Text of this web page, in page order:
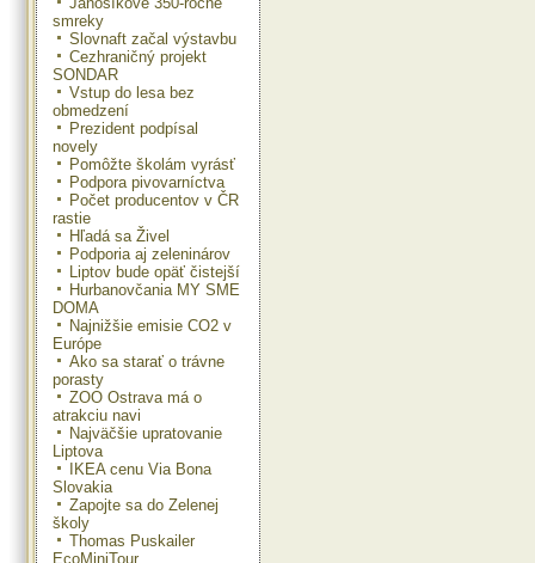
smreky
Slovnaft začal výstavbu
Cezhraničný projekt
SONDAR
Vstup do lesa bez
obmedzení
Prezident podpísal
novely
Pomôžte školám vyrásť
Podpora pivovarníctva
Počet producentov v ČR
rastie
Hľadá sa Živel
Podporia aj zeleninárov
Liptov bude opäť čistejší
Hurbanovčania MY SME
DOMA
Najnižšie emisie CO2 v
Európe
Ako sa starať o trávne
porasty
ZOO Ostrava má o
atrakciu navi
Najväčšie upratovanie
Liptova
IKEA cenu Via Bona
Slovakia
Zapojte sa do Zelenej
školy
Thomas Puskailer
EcoMiniTour